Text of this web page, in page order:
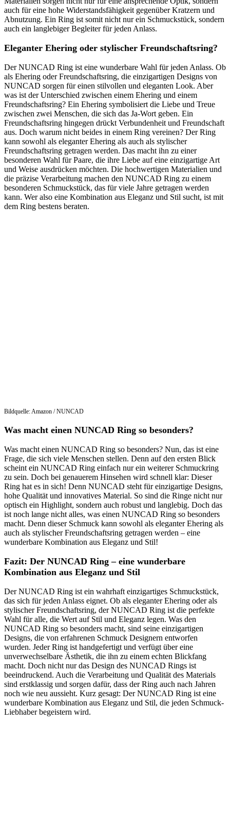
auch für eine hohe Widerstandsfähigkeit gegenüber Kratzern und
Abnutzung. Ein Ring ist somit nicht nur ein Schmuckstück, sondern
auch ein langlebiger Begleiter für jeden Anlass.
Eleganter Ehering oder stylischer Freundschaftsring?
Der NUNCAD Ring ist eine wunderbare Wahl für jeden Anlass. Ob
als Ehering oder Freundschaftsring, die einzigartigen Designs von
NUNCAD sorgen für einen stilvollen und eleganten Look. Aber
was ist der Unterschied zwischen einem Ehering und einem
Freundschaftsring? Ein Ehering symbolisiert die Liebe und Treue
zwischen zwei Menschen, die sich das Ja-Wort geben. Ein
Freundschaftsring hingegen drückt Verbundenheit und Freundschaft
aus. Doch warum nicht beides in einem Ring vereinen? Der Ring
kann sowohl als eleganter Ehering als auch als stylischer
Freundschaftsring getragen werden. Das macht ihn zu einer
besonderen Wahl für Paare, die ihre Liebe auf eine einzigartige Art
und Weise ausdrücken möchten. Die hochwertigen Materialien und
die präzise Verarbeitung machen den NUNCAD Ring zu einem
besonderen Schmuckstück, das für viele Jahre getragen werden
kann. Wer also eine Kombination aus Eleganz und Stil sucht, ist mit
dem Ring bestens beraten.
Bildquelle: Amazon / NUNCAD
Was macht einen NUNCAD Ring so besonders?
Was macht einen NUNCAD Ring so besonders? Nun, das ist eine
Frage, die sich viele Menschen stellen. Denn auf den ersten Blick
scheint ein NUNCAD Ring einfach nur ein weiterer Schmuckring
zu sein. Doch bei genauerem Hinsehen wird schnell klar: Dieser
Ring hat es in sich! Denn NUNCAD steht für einzigartige Designs,
hohe Qualität und innovatives Material. So sind die Ringe nicht nur
optisch ein Highlight, sondern auch robust und langlebig. Doch das
ist noch lange nicht alles, was einen NUNCAD Ring so besonders
macht. Denn dieser Schmuck kann sowohl als eleganter Ehering als
auch als stylischer Freundschaftsring getragen werden – eine
wunderbare Kombination aus Eleganz und Stil!
Fazit: Der NUNCAD Ring – eine wunderbare
Kombination aus Eleganz und Stil
Der NUNCAD Ring ist ein wahrhaft einzigartiges Schmuckstück,
das sich für jeden Anlass eignet. Ob als eleganter Ehering oder als
stylischer Freundschaftsring, der NUNCAD Ring ist die perfekte
Wahl für alle, die Wert auf Stil und Eleganz legen. Was den
NUNCAD Ring so besonders macht, sind seine einzigartigen
Designs, die von erfahrenen Schmuck Designern entworfen
wurden. Jeder Ring ist handgefertigt und verfügt über eine
unverwechselbare Ästhetik, die ihn zu einem echten Blickfang
macht. Doch nicht nur das Design des NUNCAD Rings ist
beeindruckend. Auch die Verarbeitung und Qualität des Materials
sind erstklassig und sorgen dafür, dass der Ring auch nach Jahren
noch wie neu aussieht. Kurz gesagt: Der NUNCAD Ring ist eine
wunderbare Kombination aus Eleganz und Stil, die jeden Schmuck-
Liebhaber begeistern wird.